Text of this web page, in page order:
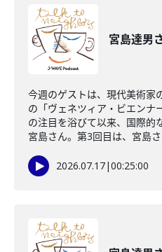
宮島達男
今週のゲストは、現代美術家
の「ヴェネツィア・ビエンナ
の注目を浴びて以来、国際的
宮島さん。第3回目は、宮島
2026.07.17|00:25:00